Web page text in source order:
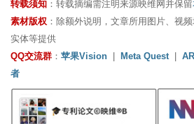
转载须知 ：转载摘编需注明来源映维网并保留
素材版权 ：除额外说明，文章所用图片、视
实体等提供
QQ交流群 ： 苹果Vision Meta Quest|
者